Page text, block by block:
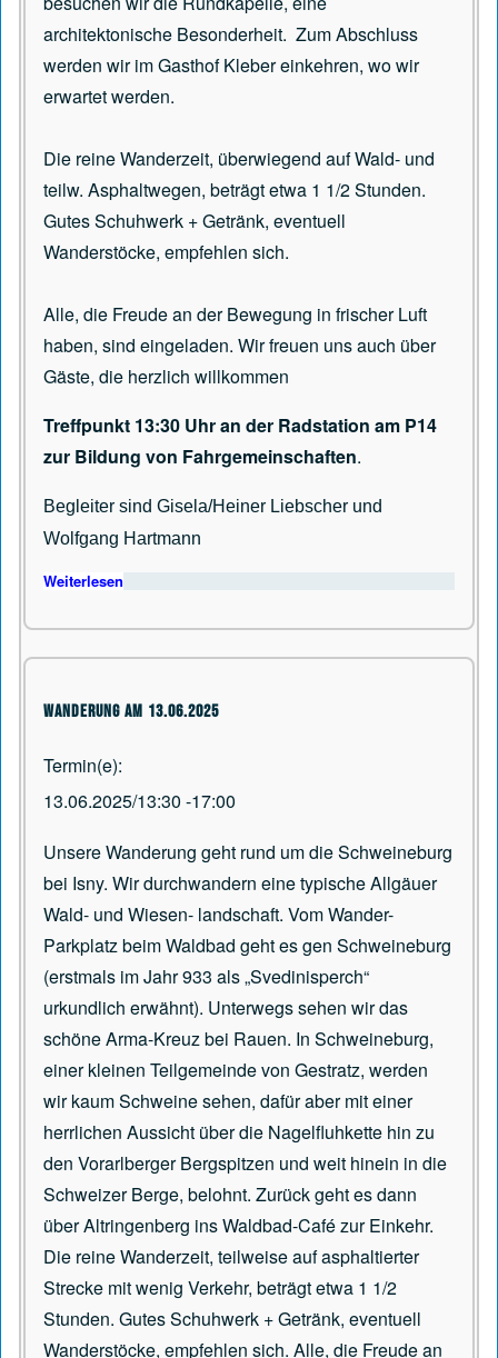
architektonische Besonderheit. Zum Abschluss
werden wir im Gasthof Kleber einkehren, wo wir
erwartet werden.
Die reine Wanderzeit, überwiegend auf Wald- und
teilw. Asphaltwegen, beträgt etwa 1 1/2 Stunden.
Gutes Schuhwerk + Getränk, eventuell
Wanderstöcke, empfehlen sich.
Alle, die Freude an der Bewegung in frischer Luft
haben, sind eingeladen. Wir freuen uns auch über
Gäste, die herzlich willkommen
Treffpunkt 13:30 Uhr an der Radstation am P14
zur Bildung von Fahrgemeinschaften.
Begleiter sind Gisela/Heiner Liebscher und
Wolfgang Hartmann
Weiterlesen
Wanderung am 13.06.2025
Termin(e)
13.06.2025/13:30 -17:00
Unsere Wanderung geht rund um die Schweineburg
bei Isny. Wir durchwandern eine typische Allgäuer
Wald- und Wiesen- landschaft. Vom Wander-
Parkplatz beim Waldbad geht es gen Schweineburg
(erstmals im Jahr 933 als „Svedinisperch“
urkundlich erwähnt). Unterwegs sehen wir das
schöne Arma-Kreuz bei Rauen. In Schweineburg,
einer kleinen Teilgemeinde von Gestratz, werden
wir kaum Schweine sehen, dafür aber mit einer
herrlichen Aussicht über die Nagelfluhkette hin zu
den Vorarlberger Bergspitzen und weit hinein in die
Schweizer Berge, belohnt. Zurück geht es dann
über Altringenberg ins Waldbad-Café zur Einkehr.
Die reine Wanderzeit, teilweise auf asphaltierter
Strecke mit wenig Verkehr, beträgt etwa 1 1/2
Stunden. Gutes Schuhwerk + Getränk, eventuell
Wanderstöcke, empfehlen sich. Alle, die Freude an